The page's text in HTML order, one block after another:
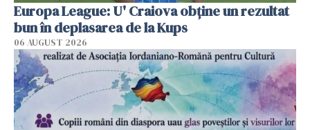
Europa League: U' Craiova obține un rezultat
bun în deplasarea de la Kups
06 AUGUST 2026